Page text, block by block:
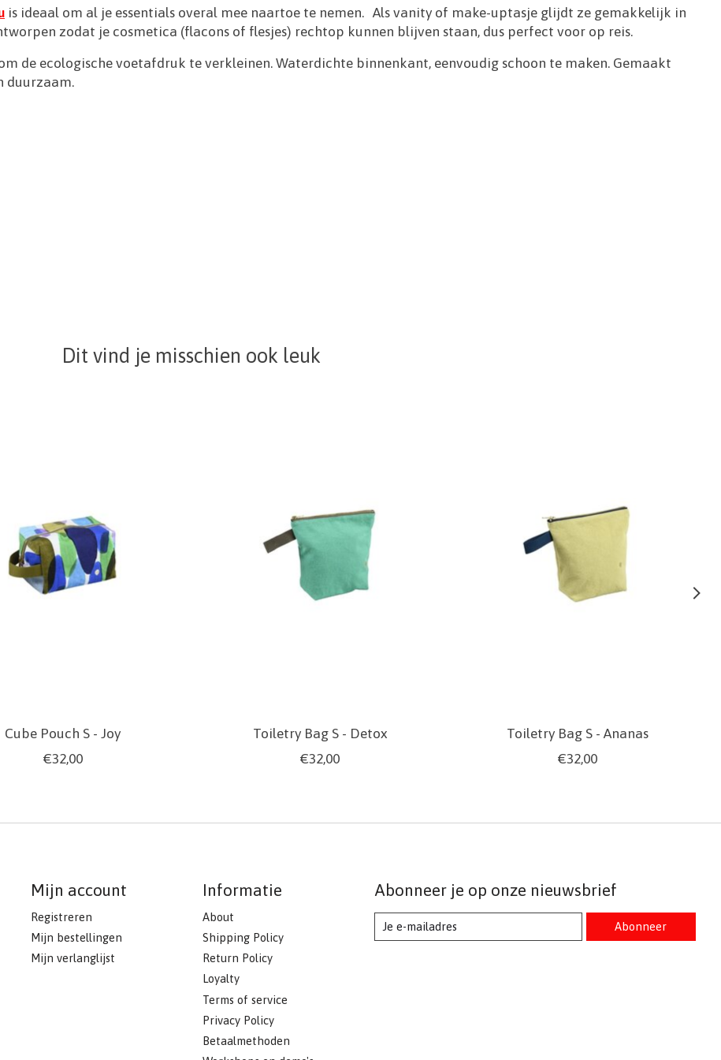
is ideaal om al je essentials overal mee naartoe te nemen. Als vanity of make-uptasje glijdt ze gemakkelijk in
zodat je cosmetica (flacons of flesjes) rechtop kunnen blijven staan, dus perfect voor op reis.
de ecologische voetafdruk te verkleinen. Waterdichte binnenkant, eenvoudig schoon te maken. Gemaakt
duurzaam.
Dit vind je misschien ook leuk
Cube Pouch S - Joy
€32,00
Toiletry Bag S - Detox
€32,00
Toiletry Bag S - Ananas
€32,00
Mijn account
Registreren
Mijn bestellingen
Mijn verlanglijst
Informatie
About
Shipping Policy
Return Policy
Loyalty
Terms of service
Privacy Policy
Betaalmethoden
Abonneer je op onze nieuwsbrief
Abonneer